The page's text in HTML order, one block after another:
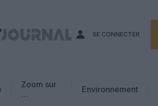
SE CONNECTER
Zoom sur
…
Environnement